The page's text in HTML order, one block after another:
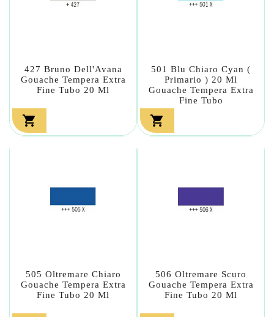
427 Bruno Dell'Avana
Gouache Tempera Extra
Fine Tubo 20 Ml

501 Blu Chiaro Cyan (
Primario ) 20 Ml
Gouache Tempera Extra
Fine Tubo

505 Oltremare Chiaro
Gouache Tempera Extra
Fine Tubo 20 Ml
506 Oltremare Scuro
Gouache Tempera Extra
Fine Tubo 20 Ml